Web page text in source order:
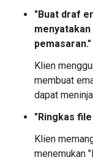
"Buat draf
pemasaran."
Klien
membuat
dapat
"Ringkas
Klien
menemukan